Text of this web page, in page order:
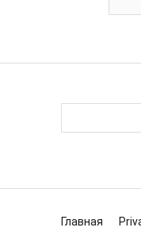
Главная